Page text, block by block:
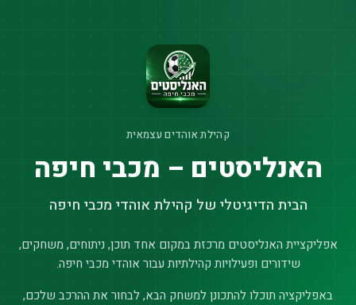
קהילת אוהדים עצמאית
האנליסטים – מכבי חיפה
הבית הדיגיטלי של קהילת אוהדי מכבי חיפה
אפליקציית האנליסטים מרכזת במקום אחד תוכן, ניתוחים, משחקים,
שידורים ופעילויות קהילתיות עבור אוהדי מכבי חיפה.
באפליקציה תוכלו להתכונן למשחק הבא, לבחור את ההרכב שלכם,